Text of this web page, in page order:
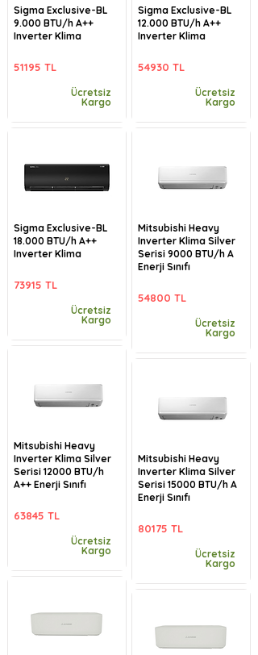
Sigma Exclusive-BL
9.000 BTU/h A++
Inverter Klima
51195 TL
Ücretsiz
Kargo
Sigma Exclusive-BL
18.000 BTU/h A++
Inverter Klima
73915 TL
Ücretsiz
Kargo
Mitsubishi Heavy
Inverter Klima Silver
Serisi 12000 BTU/h
A++ Enerji Sınıfı
63845 TL
Ücretsiz
Kargo
Sigma Exclusive-BL
12.000 BTU/h A++
Inverter Klima
54930 TL
Ücretsiz
Kargo
Mitsubishi Heavy
Inverter Klima Silver
Serisi 9000 BTU/h A
Enerji Sınıfı
54800 TL
Ücretsiz
Kargo
Mitsubishi Heavy
Inverter Klima Silver
Serisi 15000 BTU/h A
Enerji Sınıfı
80175 TL
Ücretsiz
Kargo